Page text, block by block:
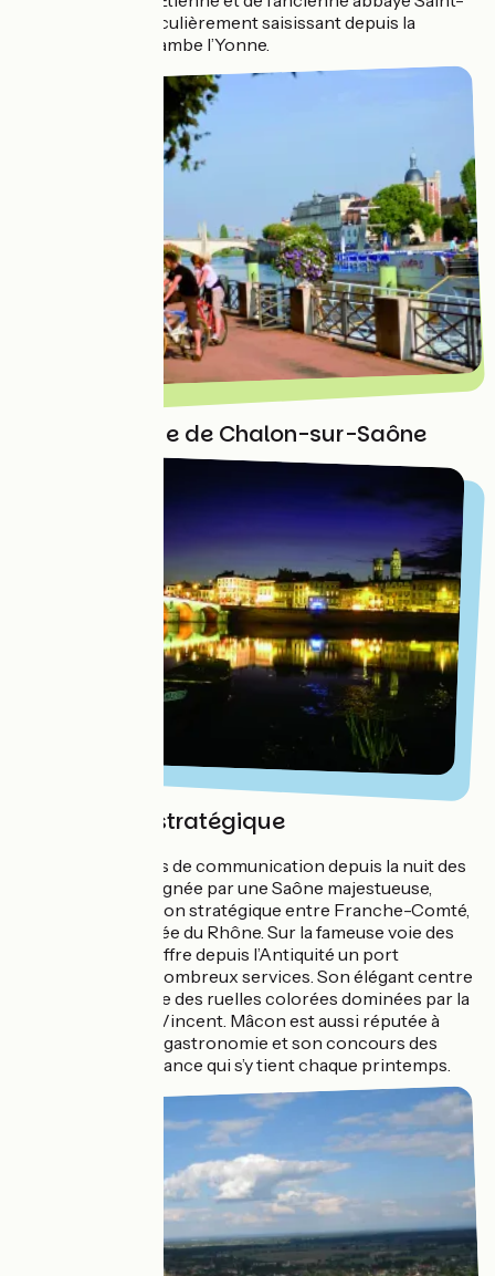
Germain est particulièrement saisissant depuis la
passerelle qui enjambe l’Yonne.
Ville historique de Chalon-sur-Saône
Mâcon, ville stratégique
Carrefour de voies de communication depuis la nuit des
temps, Mâcon, baignée par une Saône majestueuse,
occupe une position stratégique entre Franche-Comté,
Bourgogne et vallée du Rhône. Sur la fameuse voie des
civilisations, elle offre depuis l’Antiquité un port
accueillant et de nombreux services. Son élégant centre
historique regorge des ruelles colorées dominées par la
cathédrale Saint-Vincent. Mâcon est aussi réputée à
juste titre pour sa gastronomie et son concours des
Grands Vins de France qui s’y tient chaque printemps.